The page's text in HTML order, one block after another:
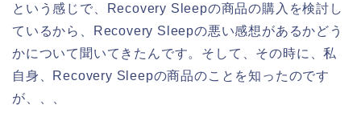
という感じで、Recovery Sleepの商品の購入を検討し
ているから、Recovery Sleepの悪い感想があるかどう
かについて聞いてきたんです。そして、その時に、私
自身、Recovery Sleepの商品のことを知ったのです
が、、、